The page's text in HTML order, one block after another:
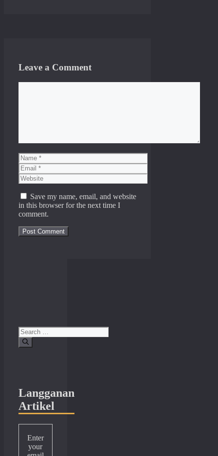
Leave a Comment
Name
Email
Website
Save my name, email, and website
in this browser for the next time I
comment.
Search
for:
Langganan
Artikel
Enter
your